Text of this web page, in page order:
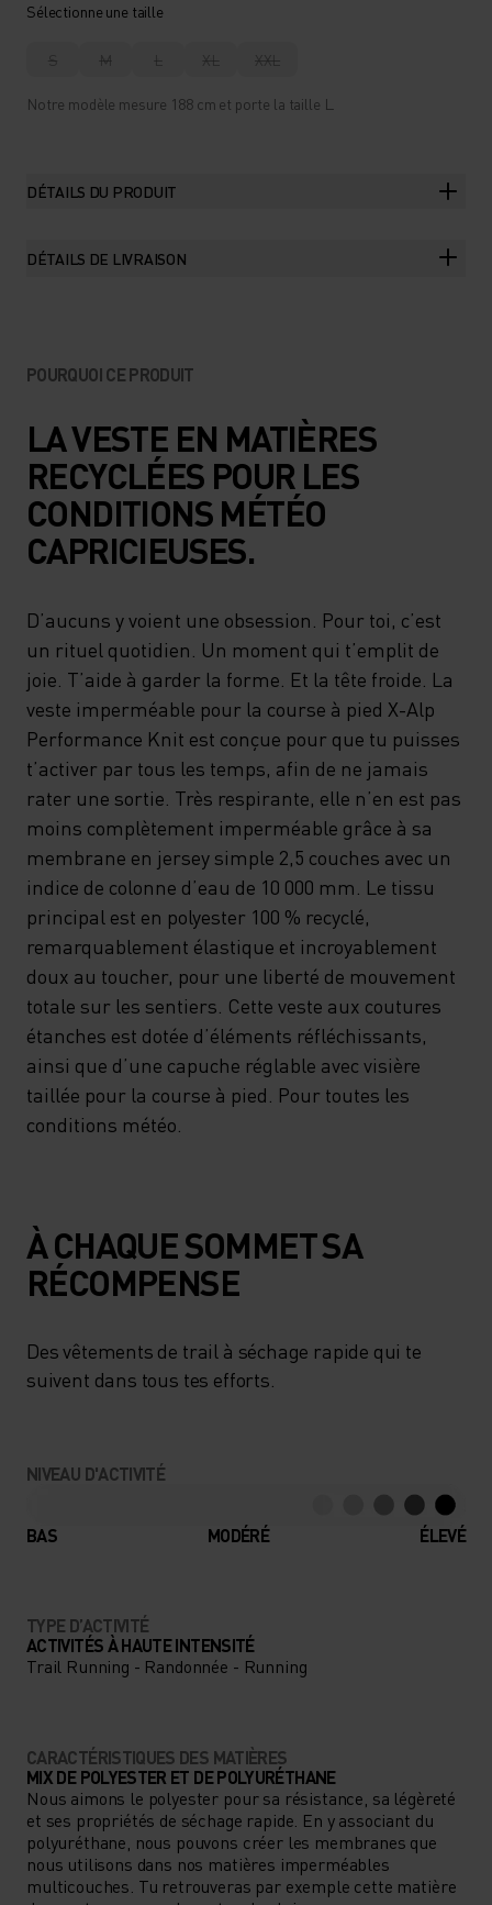
Sélectionne une taille
S M L XL XXL
Notre modèle mesure 188 cm et porte la taille L.
DÉTAILS DU PRODUIT
DÉTAILS DE LIVRAISON
POURQUOI CE PRODUIT
LA VESTE EN MATIÈRES
RECYCLÉES POUR LES
CONDITIONS MÉTÉO
CAPRICIEUSES.
D’aucuns y voient une obsession. Pour toi, c’est
un rituel quotidien. Un moment qui t’emplit de
joie. T’aide à garder la forme. Et la tête froide. La
veste imperméable pour la course à pied X-Alp
Performance Knit est conçue pour que tu puisses
t’activer par tous les temps, afin de ne jamais
rater une sortie. Très respirante, elle n’en est pas
moins complètement imperméable grâce à sa
membrane en jersey simple 2,5 couches avec un
indice de colonne d’eau de 10 000 mm. Le tissu
principal est en polyester 100 % recyclé,
remarquablement élastique et incroyablement
doux au toucher, pour une liberté de mouvement
totale sur les sentiers. Cette veste aux coutures
étanches est dotée d’éléments réfléchissants,
ainsi que d’une capuche réglable avec visière
taillée pour la course à pied. Pour toutes les
conditions météo.
À CHAQUE SOMMET SA
RÉCOMPENSE
Des vêtements de trail à séchage rapide qui te
suivent dans tous tes efforts.
NIVEAU D'ACTIVITÉ
BAS MODÉRÉ ÉLEVÉ
TYPE D’ACTIVITÉ
ACTIVITÉS À HAUTE INTENSITÉ
Trail Running - Randonnée - Running
CARACTÉRISTIQUES DES MATIÈRES
MIX DE POLYESTER ET DE POLYURÉTHANE
Nous aimons le polyester pour sa résistance, sa légèreté
et ses propriétés de séchage rapide. En y associant du
polyuréthane, nous pouvons créer les membranes que
nous utilisons dans nos matières imperméables
multicouches. Tu retrouveras par exemple cette matière